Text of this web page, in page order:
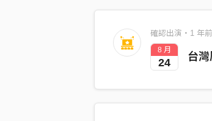
確認出演・1 年前
8 月
24 台